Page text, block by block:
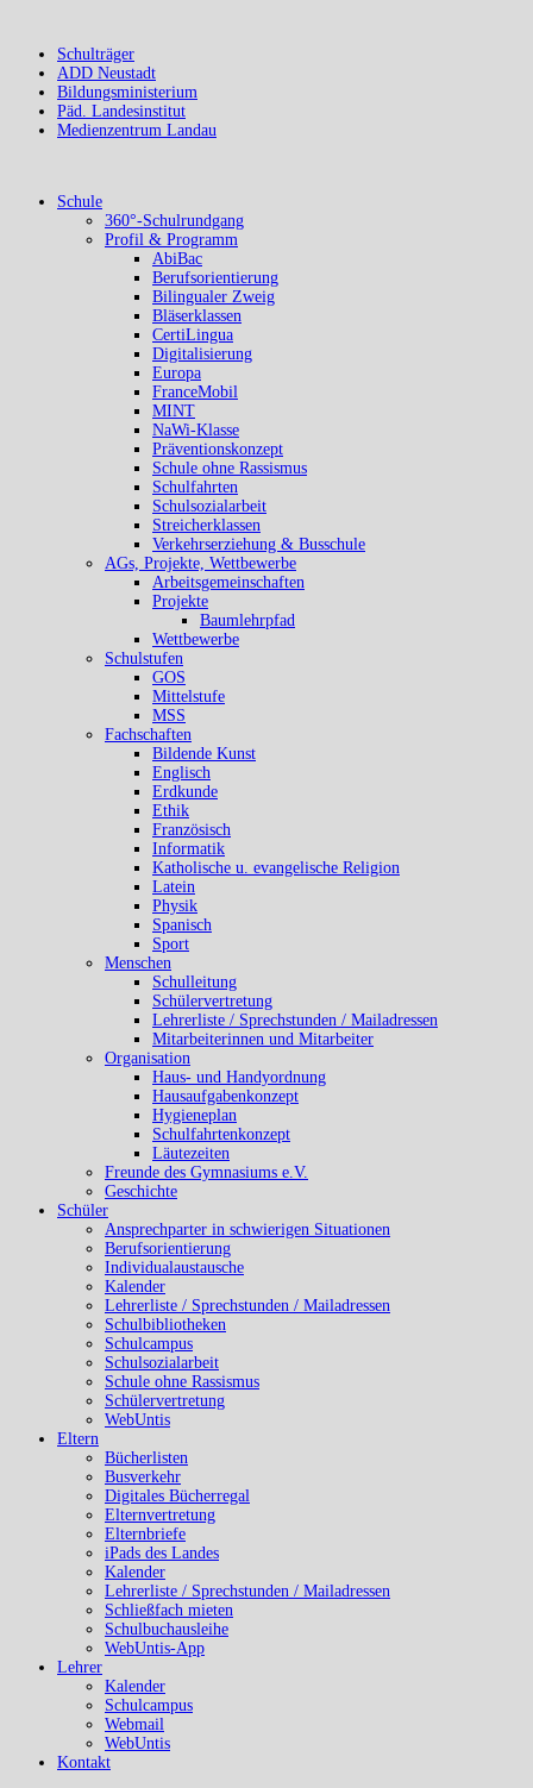
Schulträger
ADD Neustadt
Bildungsministerium
Päd. Landesinstitut
Medienzentrum Landau
Schule
360°-Schulrundgang
Profil & Programm
AbiBac
Berufsorientierung
Bilingualer Zweig
Bläserklassen
CertiLingua
Digitalisierung
Europa
FranceMobil
MINT
NaWi-Klasse
Präventionskonzept
Schule ohne Rassismus
Schulfahrten
Schulsozialarbeit
Streicherklassen
Verkehrserziehung & Busschule
AGs, Projekte, Wettbewerbe
Arbeitsgemeinschaften
Projekte
Baumlehrpfad
Wettbewerbe
Schulstufen
GOS
Mittelstufe
MSS
Fachschaften
Bildende Kunst
Englisch
Erdkunde
Ethik
Französisch
Informatik
Katholische u. evangelische Religion
Latein
Physik
Spanisch
Sport
Menschen
Schulleitung
Schülervertretung
Lehrerliste / Sprechstunden / Mailadressen
Mitarbeiterinnen und Mitarbeiter
Organisation
Haus- und Handyordnung
Hausaufgabenkonzept
Hygieneplan
Schulfahrtenkonzept
Läutezeiten
Freunde des Gymnasiums e.V.
Geschichte
Schüler
Ansprechparter in schwierigen Situationen
Berufsorientierung
Individualaustausche
Kalender
Lehrerliste / Sprechstunden / Mailadressen
Schulbibliotheken
Schulcampus
Schulsozialarbeit
Schule ohne Rassismus
Schülervertretung
WebUntis
Eltern
Bücherlisten
Busverkehr
Digitales Bücherregal
Elternvertretung
Elternbriefe
iPads des Landes
Kalender
Lehrerliste / Sprechstunden / Mailadressen
Schließfach mieten
Schulbuchausleihe
WebUntis-App
Lehrer
Kalender
Schulcampus
Webmail
WebUntis
Kontakt